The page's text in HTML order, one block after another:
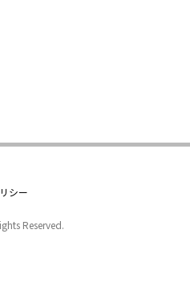
シー
Reserved.